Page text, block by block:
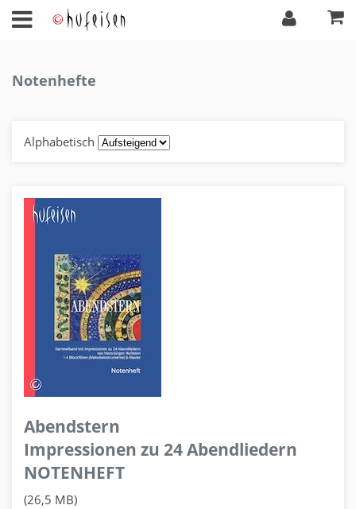
Notenhefte
Alphabetisch
Abendstern
Impressionen zu 24 Abendliedern
NOTENHEFT
(26,5 MB)